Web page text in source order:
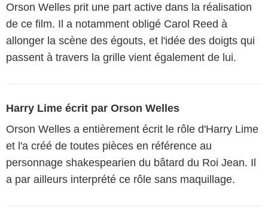
Orson Welles prit une part active dans la réalisation
de ce film. Il a notamment obligé Carol Reed à
allonger la scène des égouts, et l'idée des doigts qui
passent à travers la grille vient également de lui.
Harry Lime écrit par Orson Welles
Orson Welles a entièrement écrit le rôle d'Harry Lime
et l'a créé de toutes pièces en référence au
personnage shakespearien du bâtard du Roi Jean. Il
a par ailleurs interprété ce rôle sans maquillage.